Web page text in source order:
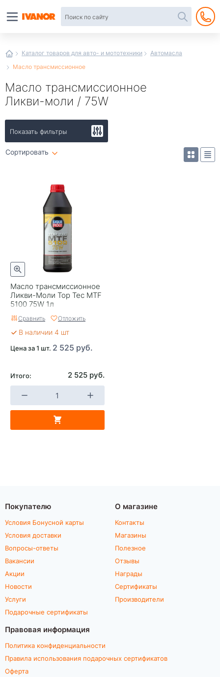
Каталог товаров для авто- и мототехники
Автомасла
Масло трансмиссионное
Масло трансмиссионное
Ликви-моли / 75W
Показать фильтры
Сортировать
Масло трансмисcионное
Ликви-Моли Top Tec MTF
5100 75W 1л
Сравнить Отложить
В наличии 4 шт
Цена за 1 шт. 2 525 руб.
Итого: 2 525 руб.
Покупателю
Условия Бонусной карты
Условия доставки
Вопросы-ответы
Вакансии
Акции
Новости
Услуги
Подарочные сертификаты
О магазине
Контакты
Магазины
Полезное
Отзывы
Награды
Сертификаты
Производители
Правовая информация
Политика конфиденциальности
Правила использования подарочных сертификатов
Оферта
интернет-